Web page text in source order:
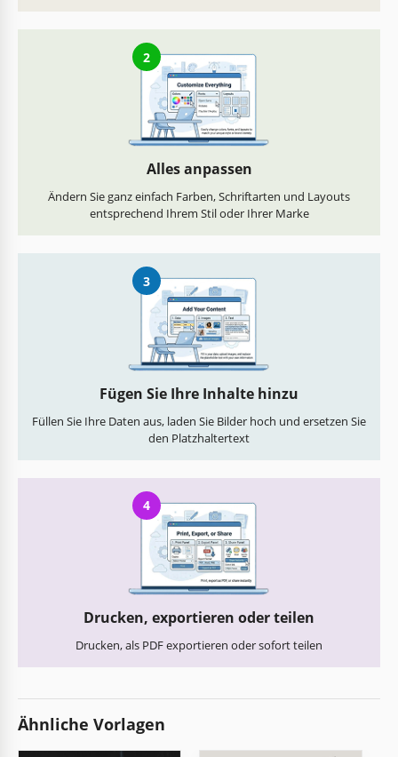
2
Alles anpassen
Ändern Sie ganz einfach Farben, Schriftarten und Layouts
entsprechend Ihrem Stil oder Ihrer Marke
3
Fügen Sie Ihre Inhalte hinzu
Füllen Sie Ihre Daten aus, laden Sie Bilder hoch und ersetzen Sie
den Platzhaltertext
4
Drucken, exportieren oder teilen
Drucken, als PDF exportieren oder sofort teilen
Ähnliche Vorlagen